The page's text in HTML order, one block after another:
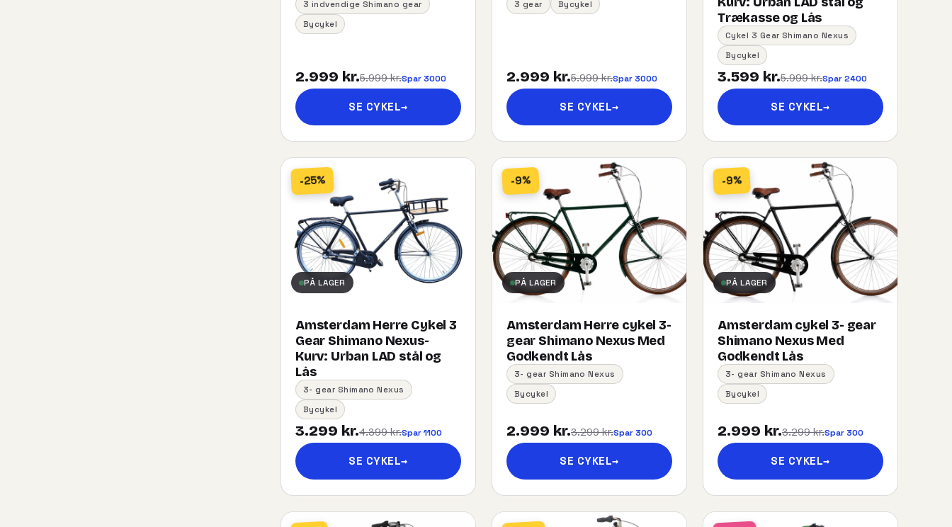
3 indvendige Shimano gear
Bycykel
2.999 kr.5.999 kr.Spar 3000
SE CYKEL→
3 gear Bycykel
2.999 kr.5.999 kr.Spar 3000
SE CYKEL→
Trækasse og Lås
Cykel 3 Gear Shimano Nexus
Bycykel
3.599 kr.5.999 kr.Spar 2400
SE CYKEL→
-25%
PÅ LAGER
Amsterdam Herre Cykel 3
Gear Shimano Nexus-
Kurv:​ ​Urban​ ​LAD​ ​stål og
Lås
3- gear Shimano Nexus
Bycykel
3.299 kr.4.399 kr.Spar 1100
SE CYKEL→
-9%
PÅ LAGER
Amsterdam Herre cykel 3-
gear Shimano Nexus Med
Godkendt Lås
3- gear Shimano Nexus
Bycykel
2.999 kr.3.299 kr.Spar 300
SE CYKEL→
-9%
PÅ LAGER
Amsterdam cykel 3- gear
Shimano Nexus Med
Godkendt Lås
3- gear Shimano Nexus
Bycykel
2.999 kr.3.299 kr.Spar 300
SE CYKEL→